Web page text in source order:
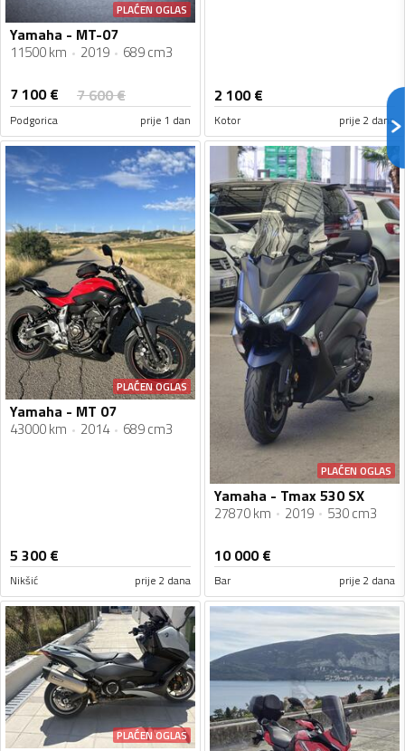
PLAĆEN OGLAS
Yamaha - MT-07
11500 km 2019 689 cm3
7 100€ 7 600€
Podgorica prije 1 dan
2 100€
Kotor prije 2 dana
PLAĆEN OGLAS
Yamaha - MT 07
43000 km 2014 689 cm3
5 300€
Nikšić prije 2 dana
PLAĆEN OGLAS
Yamaha - Tmax 530 SX
27870 km 2019 530 cm3
10 000€
Bar prije 2 dana
PLAĆEN OGLAS